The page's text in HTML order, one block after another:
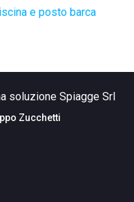
e posto barca
soluzione Spiagge Srl
Zucchetti